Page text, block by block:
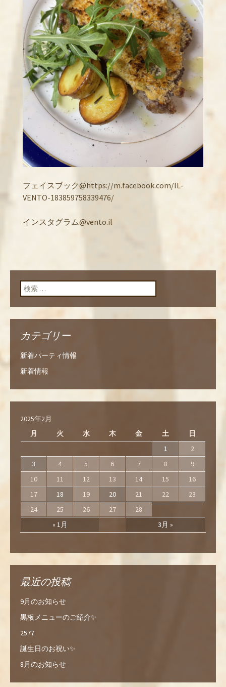
フェイスブック@https://m.facebook.com/IL-
VENTO-183859758339476/
インスタグラム@vento.il
検索:
カテゴリー
新着パーティ情報
新着情報
2025年2月
月
火 水 木 金 土 日
« 1月 3月 »
1
2
3
4 5 6 7 8
9
10
11 12 13 14 15
16
17
18 19 20 21 22
23
24
25 26 27 28
最近の投稿
9月のお知らせ
黒板メニューのご紹介✨
2577
誕生日のお祝い✨
8月のお知らせ